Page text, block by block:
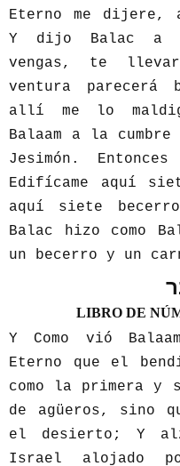
Eterno me dijere,
Y dijo Balac a
vengas, te
ventura parecerá
allí me lo
Balaam a la
Jesimón.
Edifícame aquí
aquí siete
Balac hizo como
un becerro y un
LIBRO DE
Y Como vió
Eterno que el
como la primera y
de agüeros, sino
el desierto; Y
Israel alojado